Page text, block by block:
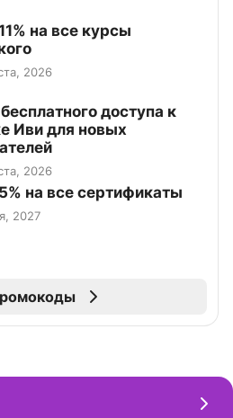
на все курсы
2026
доступа к
Иви для новых
2026
на все сертификаты
2027